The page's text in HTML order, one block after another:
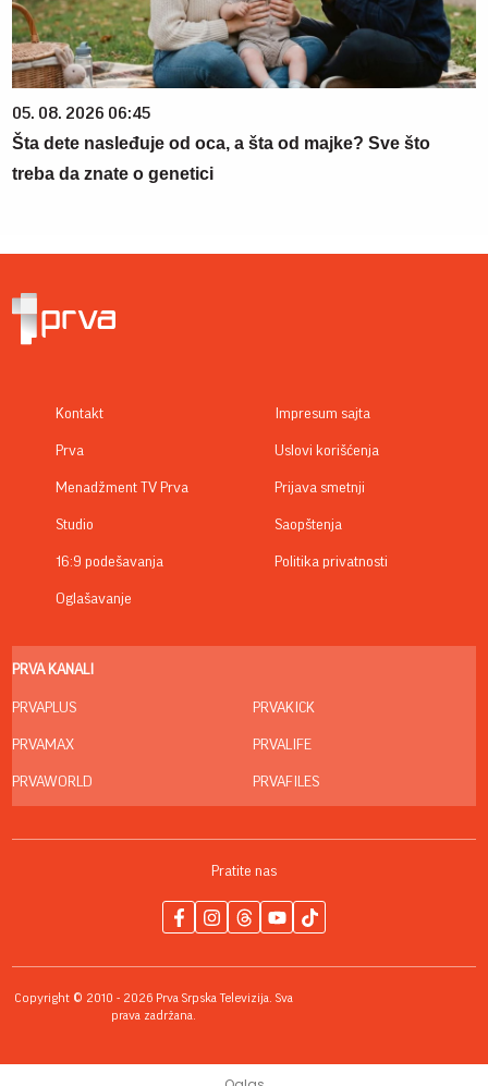
05. 08. 2026 06:45
Šta dete nasleđuje od oca, a šta od majke? Sve što
treba da znate o genetici
Kontakt
Prva
Menadžment TV Prva
Studio
16:9 podešavanja
Oglašavanje
Impresum sajta
Uslovi korišćenja
Prijava smetnji
Saopštenja
Politika privatnosti
PRVA KANALI
PRVAPLUS
PRVAMAX
PRVAWORLD
PRVAKICK
PRVALIFE
PRVAFILES
Pratite nas
Copyright © 2010 - 2026 Prva Srpska Televizija. Sva
prava zadržana.